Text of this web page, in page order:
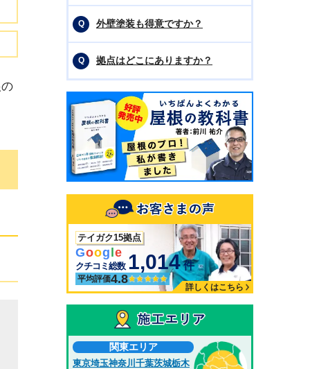
外壁塗装も得意ですか？
拠点はどこにありますか？
テイガク15拠点
Goog le
クチコミ総数 1,014 件
平均評価4.8
詳しくはこちら
関東エリア
東京埼玉神奈川 千葉茨城栃木